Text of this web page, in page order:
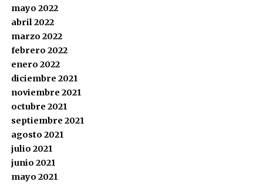
mayo 2022
abril 2022
marzo 2022
febrero 2022
enero 2022
diciembre 2021
noviembre 2021
octubre 2021
septiembre 2021
agosto 2021
julio 2021
junio 2021
mayo 2021